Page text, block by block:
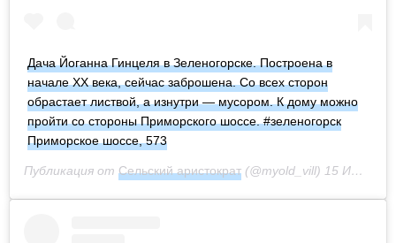
Дача Йоганна Гинцеля в Зеленогорске. Построена в
начале XX века, сейчас заброшена. Со всех сторон
обрастает листвой, а изнутри — мусором. К дому можно
пройти со стороны Приморского шоссе. #зеленогорск
Приморское шоссе, 573
Публикация от Сельский аристократ (@myold_vill) 15 Июн 2020 в 10:30 PDT